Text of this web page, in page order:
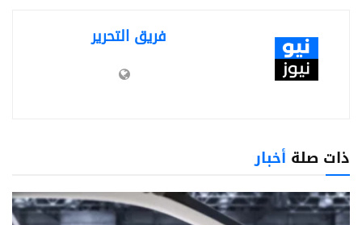
فريق التحرير
ذات صلة أخبار